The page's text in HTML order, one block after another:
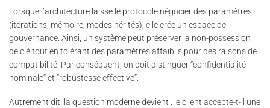
Lorsque l’architecture laisse le protocole négocier des paramètres
(itérations, mémoire, modes hérités), elle crée un espace de
gouvernance. Ainsi, un système peut préserver la non-possession
de clé tout en tolérant des paramètres affaiblis pour des raisons de
compatibilité. Par conséquent, on doit distinguer “confidentialité
nominale” et “robustesse effective”.
Autrement dit, la question moderne devient : le client accepte-t-il une